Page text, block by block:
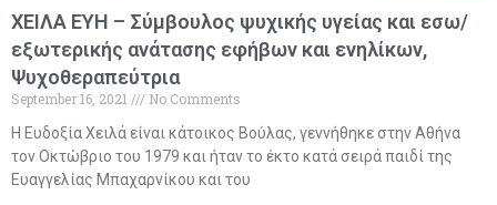
ΧΕΙΛΑ ΕΥΗ – Σύμβουλος ψυχικής υγείας και εσω/
εξωτερικής ανάτασης εφήβων και ενηλίκων,
Ψυχοθεραπεύτρια
September 16, 2021
No Comments
Η Ευδοξία Χειλά είναι κάτοικος Βούλας, γεννήθηκε στην Αθήνα
τον Οκτώβριο του 1979 και ήταν το έκτο κατά σειρά παιδί της
Ευαγγελίας Μπαχαρνίκου και του